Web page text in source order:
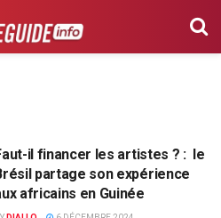
il financer les artistes ? : le
partage son expérience
africains en Guinée